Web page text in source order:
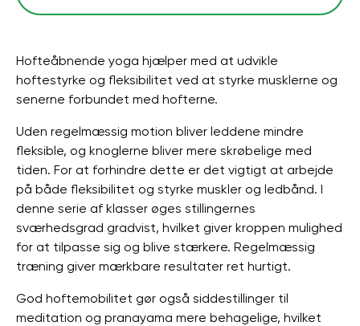
Hofteåbnende yoga hjælper med at udvikle
hoftestyrke og fleksibilitet ved at styrke musklerne og
senerne forbundet med hofterne.
Uden regelmæssig motion bliver leddene mindre
fleksible, og knoglerne bliver mere skrøbelige med
tiden. For at forhindre dette er det vigtigt at arbejde
på både fleksibilitet og styrke muskler og ledbånd. I
denne serie af klasser øges stillingernes
sværhedsgrad gradvist, hvilket giver kroppen mulighed
for at tilpasse sig og blive stærkere. Regelmæssig
træning giver mærkbare resultater ret hurtigt.
God hoftemobilitet gør også siddestillinger til
meditation og pranayama mere behagelige, hvilket